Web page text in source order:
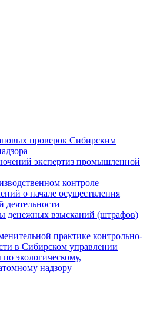
проверок Сибирским
экспертиз промышленной
контроле
о начале осуществления
деятельности
денежных взысканий (штрафов)
практике контрольно-
в Сибирском управлении
экологическому,
надзору